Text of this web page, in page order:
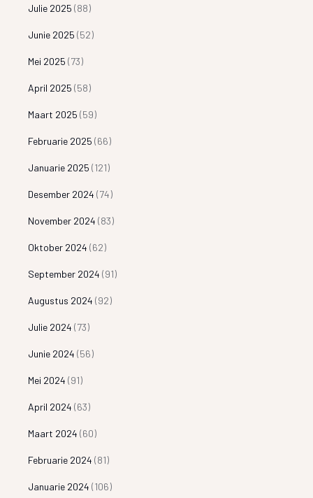
Julie 2025 (88)
Junie 2025 (52)
Mei 2025 (73)
April 2025 (58)
Maart 2025 (59)
Februarie 2025 (66)
Januarie 2025 (121)
Desember 2024 (74)
November 2024 (83)
Oktober 2024 (62)
September 2024 (91)
Augustus 2024 (92)
Julie 2024 (73)
Junie 2024 (56)
Mei 2024 (91)
April 2024 (63)
Maart 2024 (60)
Februarie 2024 (81)
Januarie 2024 (106)